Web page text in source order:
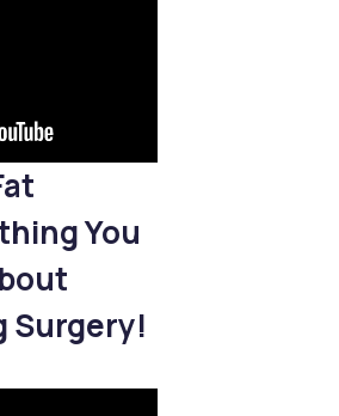
You
Surgery!